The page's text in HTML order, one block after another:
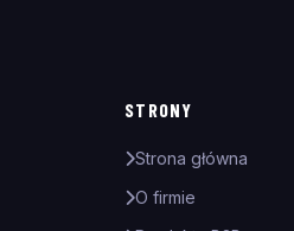
STRONY
Strona główna
O firmie